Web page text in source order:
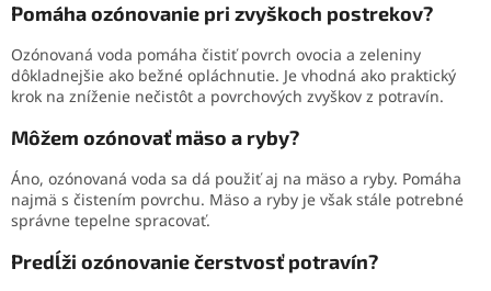
Pomáha ozónovanie pri zvyškoch postrekov?
Ozónovaná voda pomáha čistiť povrch ovocia a zeleniny
dôkladnejšie ako bežné opláchnutie. Je vhodná ako praktický
krok na zníženie nečistôt a povrchových zvyškov z potravín.
Môžem ozónovať mäso a ryby?
Áno, ozónovaná voda sa dá použiť aj na mäso a ryby. Pomáha
najmä s čistením povrchu. Mäso a ryby je však stále potrebné
správne tepelne spracovať.
Predĺži ozónovanie čerstvosť potravín?